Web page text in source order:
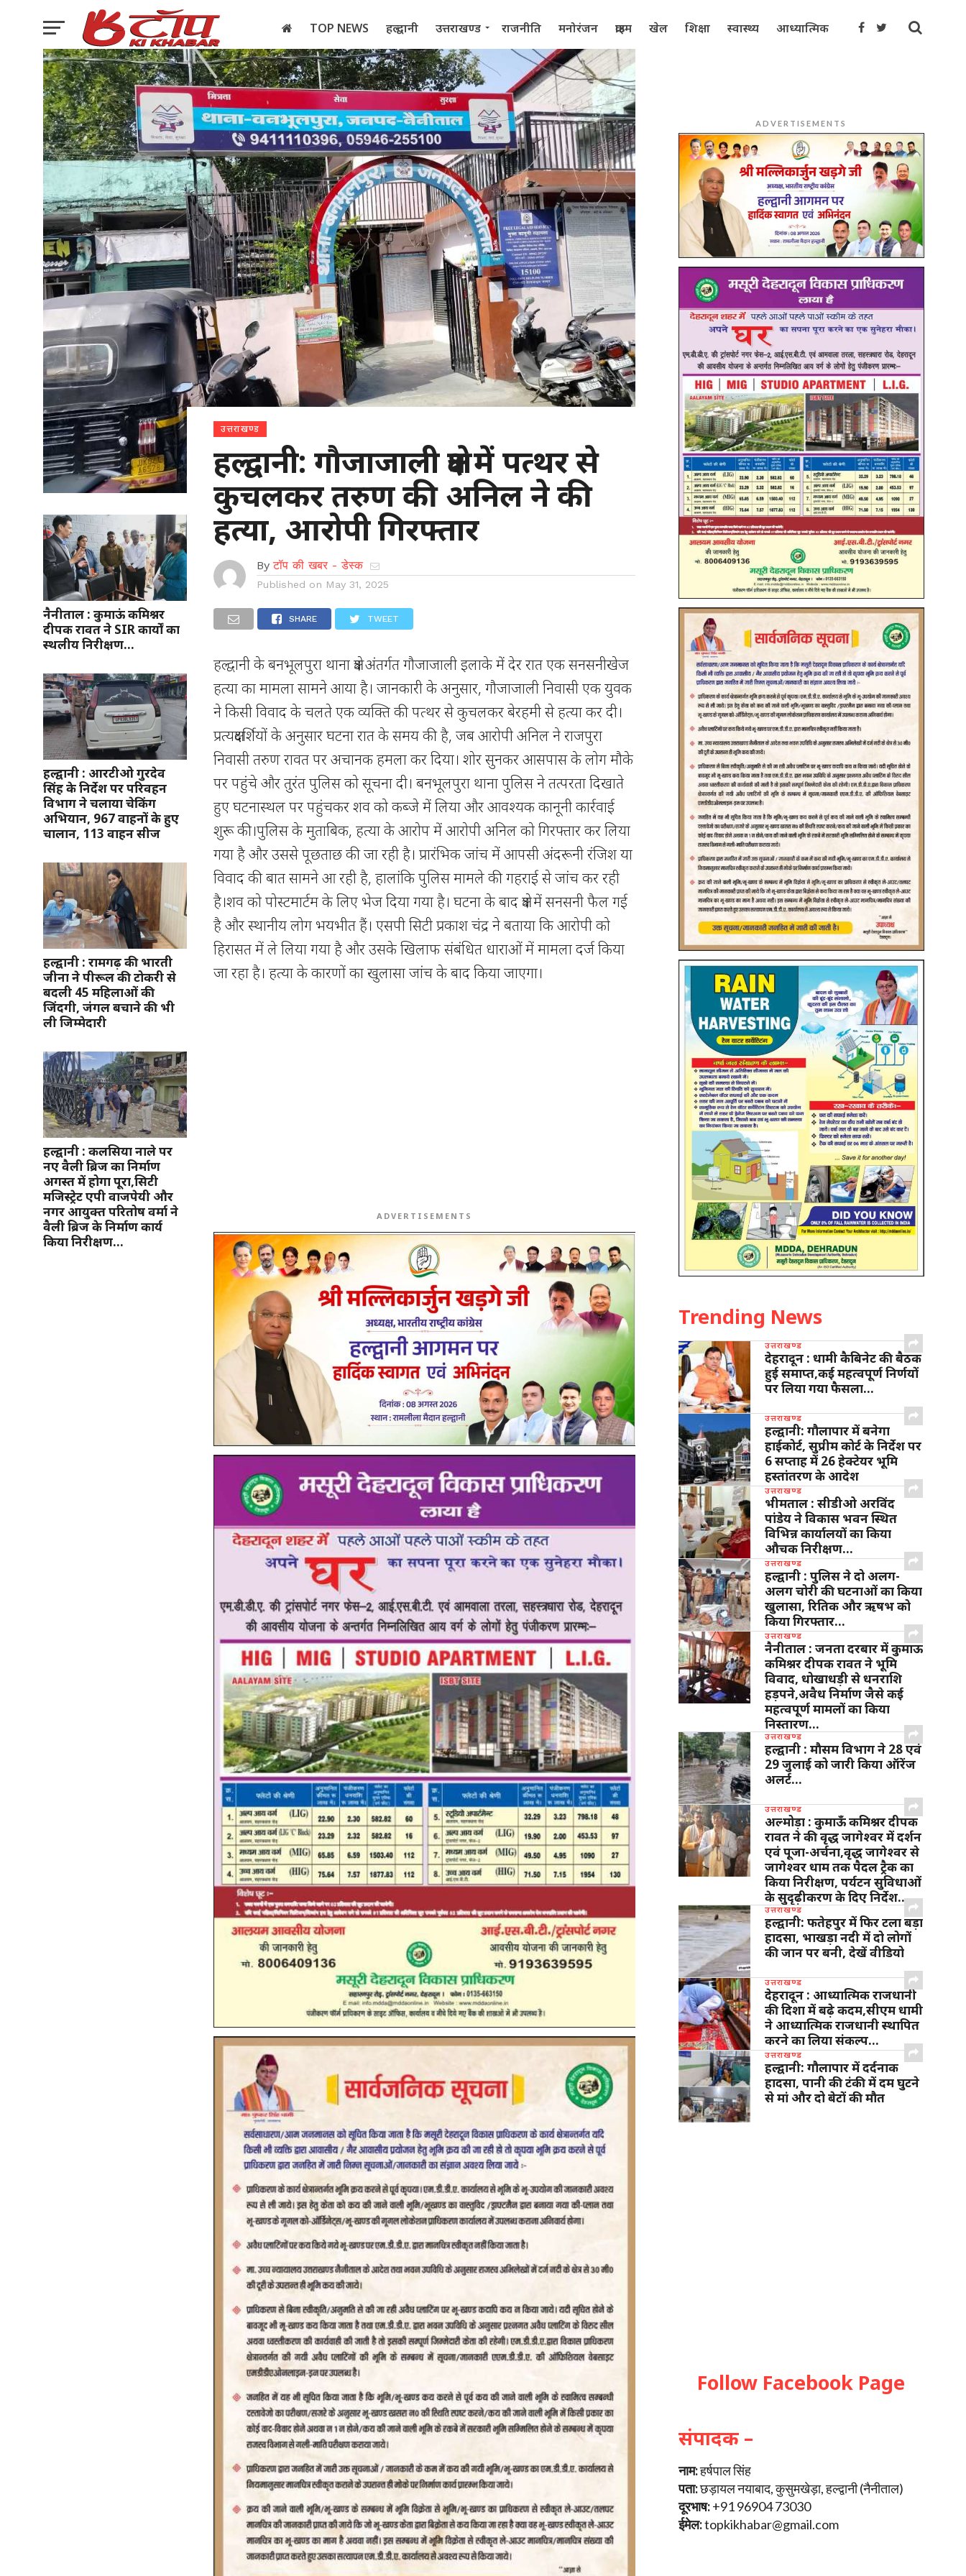
TOP NEWS हल्द्वानी उत्तराखण्ड राजनीति मनोरंजन क्राइम खेल शिक्षा स्वास्थ्य आध्यात्मिक
इलेक्शन 2022
नैनीताल : कुमाऊं कमिश्नर
दीपक रावत ने SIR कार्यों का
स्थलीय निरीक्षण…
हल्द्वानी : आरटीओ गुरदेव
सिंह के निर्देश पर परिवहन
विभाग ने चलाया चेकिंग
अभियान, 967 वाहनों के हुए
चालान, 113 वाहन सीज
हल्द्वानी : रामगढ़ की भारती
जीना ने पीरूल की टोकरी से
बदली 45 महिलाओं की
जिंदगी, जंगल बचाने की भी
ली जिम्मेदारी
हल्द्वानी : कलसिया नाले पर
नए वैली ब्रिज का निर्माण
अगस्त में होगा पूरा,सिटी
मजिस्ट्रेट एपी वाजपेयी और
नगर आयुक्त परितोष वर्मा ने
वैली ब्रिज के निर्माण कार्य
किया निरीक्षण…
उत्तराखण्ड
हल्द्वानी: गौजाजाली क्षेत्र में पत्थर से
कुचलकर तरुण की अनिल ने की
हत्या, आरोपी गिरफ्तार
By टॉप की खबर - डेस्क
Published on May 31, 2025
SHARE TWEET
हल्द्वानी के बनभूलपुरा थाना क्षेत्र अंतर्गत गौजाजाली इलाके में देर रात एक सनसनीखेज
हत्या का मामला सामने आया है। जानकारी के अनुसार, गौजाजाली निवासी एक युवक
ने किसी विवाद के चलते एक व्यक्ति की पत्थर से कुचलकर बेरहमी से हत्या कर दी।
प्रत्यक्षदर्शियों के अनुसार घटना रात के समय की है, जब आरोपी अनिल ने राजपुरा
निवासी तरुण रावत पर अचानक हमला कर दिया। शोर सुनकर आसपास के लोग मौके
पर पहुंचे और तुरंत पुलिस को सूचना दी। बनभूलपुरा थाना पुलिस ने तत्परता दिखाते
हुए घटनास्थल पर पहुंचकर शव को कब्जे में लिया और आवश्यक कानूनी कार्रवाई
शुरू की।पुलिस के मुताबिक, हत्या के आरोप में आरोपी अनिल को गिरफ्तार कर लिया
गया है और उससे पूछताछ की जा रही है। प्रारंभिक जांच में आपसी अंदरूनी रंजिश या
विवाद की बात सामने आ रही है, हालांकि पुलिस मामले की गहराई से जांच कर रही
है।शव को पोस्टमार्टम के लिए भेज दिया गया है। घटना के बाद क्षेत्र में सनसनी फैल गई
है और स्थानीय लोग भयभीत हैं। एसपी सिटी प्रकाश चंद्र ने बताया कि आरोपी को
हिरासत में ले लिया गया है और उसके खिलाफ संबंधित धाराओं में मामला दर्ज किया
जा रहा है। हत्या के कारणों का खुलासा जांच के बाद किया जाएगा।
ADVERTISEMENTS
ADVERTISEMENTS
Trending News
उत्तराखण्ड
देहरादून : धामी कैबिनेट की बैठक
हुई समाप्त,कई महत्वपूर्ण निर्णयों
पर लिया गया फैसला…
उत्तराखण्ड
हल्द्वानी: गौलापार में बनेगा
हाईकोर्ट, सुप्रीम कोर्ट के निर्देश पर
6 सप्ताह में 26 हेक्टेयर भूमि
हस्तांतरण के आदेश
उत्तराखण्ड
भीमताल : सीडीओ अरविंद
पांडेय ने विकास भवन स्थित
विभिन्न कार्यालयों का किया
औचक निरीक्षण…
उत्तराखण्ड
हल्द्वानी : पुलिस ने दो अलग-
अलग चोरी की घटनाओं का किया
खुलासा, रितिक और ऋषभ को
किया गिरफ्तार…
उत्तराखण्ड
नैनीताल : जनता दरबार में कुमाऊ
कमिश्नर दीपक रावत ने भूमि
विवाद, धोखाधड़ी से धनराशि
हड़पने,अवैध निर्माण जैसे कई
महत्वपूर्ण मामलों का किया
निस्तारण…
उत्तराखण्ड
हल्द्वानी : मौसम विभाग ने 28 एवं
29 जुलाई को जारी किया ऑरेंज
अलर्ट…
उत्तराखण्ड
अल्मोड़ा : कुमाऊँ कमिश्नर दीपक
रावत ने की वृद्ध जागेश्वर में दर्शन
एवं पूजा-अर्चना,वृद्ध जागेश्वर से
जागेश्वर धाम तक पैदल ट्रैक का
किया निरीक्षण, पर्यटन सुविधाओं
के सुदृढ़ीकरण के दिए निर्देश…
उत्तराखण्ड
हल्द्वानी: फतेहपुर में फिर टला बड़ा
हादसा, भाखड़ा नदी में दो लोगों
की जान पर बनी, देखें वीडियो
उत्तराखण्ड
देहरादून : आध्यात्मिक राजधानी
की दिशा में बढ़े कदम,सीएम धामी
ने आध्यात्मिक राजधानी स्थापित
करने का लिया संकल्प…
उत्तराखण्ड
हल्द्वानी: गौलापार में दर्दनाक
हादसा, पानी की टंकी में दम घुटने
से मां और दो बेटों की मौत
Follow Facebook Page
संपादक –
नाम:हर्षपाल सिंह
पता:छड़ायल नयाबाद, कुसुमखेड़ा, हल्द्वानी (नैनीताल)
दूरभाष:+91 96904 73030
ईमेल:topkikhabar@gmail.com